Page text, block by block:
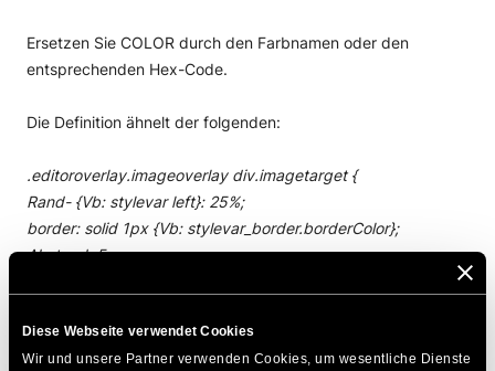
Diese Webseite verwendet Cookies
Wir und unsere Partner verwenden Cookies, um wesentliche Dienste
Ersetzen Sie COLOR durch den Farbnamen oder den
entsprechenden Hex-Code.
Die Definition ähnelt der folgenden:
.editoroverlay.imageoverlay div.imagetarget {
Rand- {Vb: stylevar left}: 25%;
border: solid 1px {Vb: stylevar_border.borderColor};
Abstand: 5px;
Hintergrundfarbe: {Vb: stylevar
content3_background.backgroundColor} ;;